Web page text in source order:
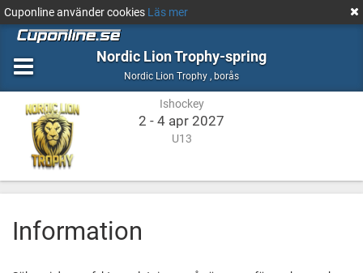
Cuponline använder cookies Läs mer
Nordic Lion Trophy-spring
Nordic Lion Trophy , Ishockey
boråsborås
Ishockey
2 - 4 apr 2027
U13
Information